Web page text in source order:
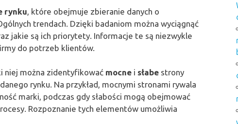
rynku , które obejmuje zbieranie danych o
trendach. Dzięki badaniom można wyciągnąć
jakie są ich priorytety. Informacje te są niezwykle
do potrzeb klientów.
niej można zidentyfikować mocne i słabe strony
rynku. Na przykład, mocnymi stronami rywala
marki, podczas gdy słabości mogą obejmować
Rozpoznanie tych elementów umożliwia